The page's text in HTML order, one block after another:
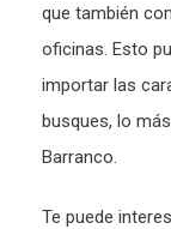
que también
oficinas. Esto
importar las
busques, lo
Barranco.
Te puede